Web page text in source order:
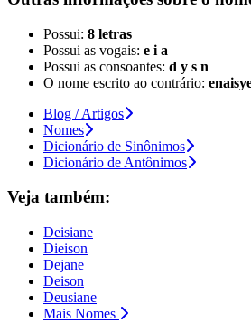
Possui: 8 letras
Possui as vogais: e i a
Possui as consoantes: d y s n
O nome escrito ao contrário:
Blog / Artigos
Nomes
Dicionário de Sinônimos
Dicionário de Antônimos
Veja também:
Deisiane
Dieison
Dejane
Deison
Deusiane
Mais Nomes